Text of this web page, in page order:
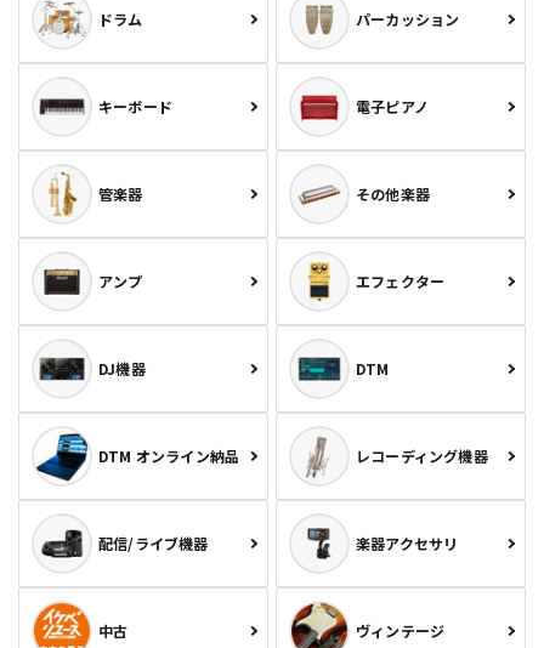
ドラム パーカッション
キーボード 電子ピアノ
管楽器 その他楽器
アンプ エフェクター
DJ機器 DTM
DTM オンライン納品 レコーディング機器
配信/ライブ機器 楽器アクセサリ
中古 ヴィンテージ